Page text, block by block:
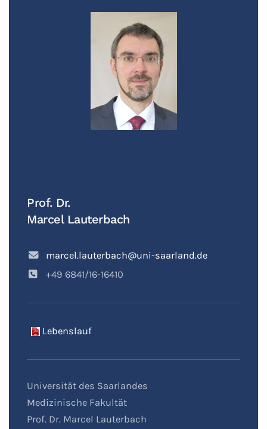
Prof. Dr.
Marcel Lauterbach
marcel.lauterbach@uni-saarland.de
+49 6841/16-16410
Lebenslauf
Universität des Saarlandes
Medizinische Fakultät
Prof. Dr. Marcel Lauterbach